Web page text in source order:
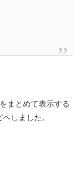
まとめて表示する
しました。